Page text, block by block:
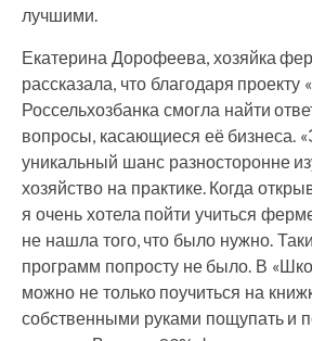
лучшими.
Екатерина Дорофеева, хозяйка
рассказала, что благодаря
Россельхозбанка смогла найти
вопросы, касающиеся её бизнеса.
уникальный шанс разносторонне
хозяйство на практике. Когда
я очень хотела пойти учиться
не нашла того, что было нужно.
программ попросту не было. В
можно не только поучиться на
собственными руками пощупать и